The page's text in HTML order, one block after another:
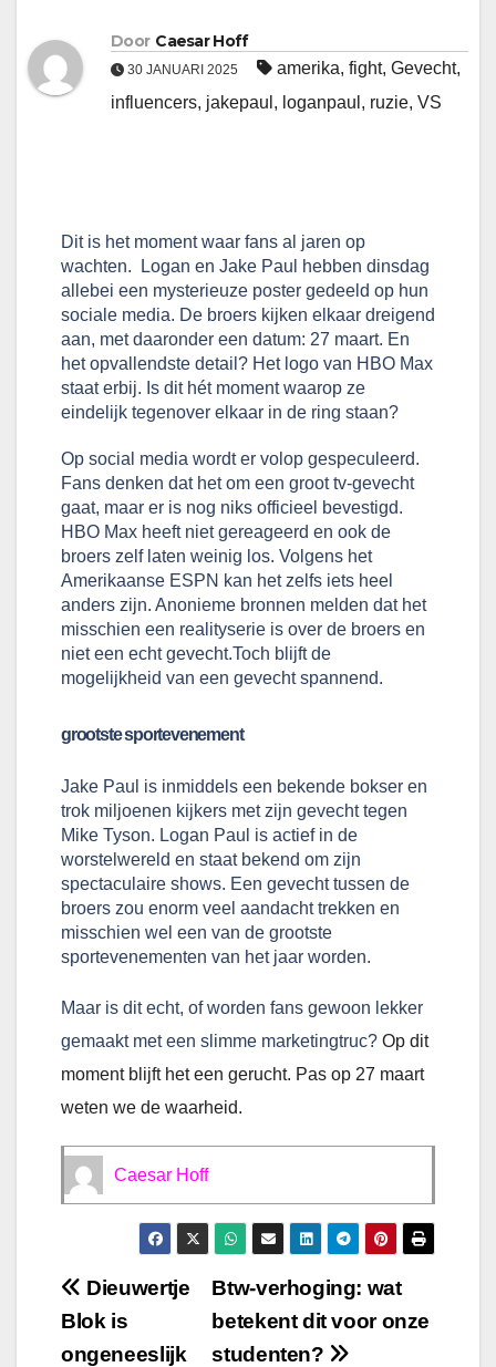
Door Caesar Hoff
30 JANUARI 2025 amerika, fight, Gevecht,
influencers, jakepaul , loganpaul , ruzie, VS
Dit is het moment waar fans al jaren op
wachten.  Logan en Jake Paul hebben dinsdag
allebei een mysterieuze poster gedeeld op hun
sociale media. De broers kijken elkaar dreigend
aan, met daaronder een datum: 27 maart. En
het opvallendste detail? Het logo van HBO Max
staat erbij. Is dit hét moment waarop ze
eindelijk tegenover elkaar in de ring staan?
Op social media wordt er volop gespeculeerd.
Fans denken dat het om een groot tv-gevecht
gaat, maar er is nog niks officieel bevestigd.
HBO Max heeft niet gereageerd en ook de
broers zelf laten weinig los. Volgens het
Amerikaanse ESPN kan het zelfs iets heel
anders zijn. Anonieme bronnen melden dat het
misschien een realityserie is over de broers en
niet een echt gevecht.Toch blijft de
mogelijkheid van een gevecht spannend.
grootste sportevenement
Jake Paul is inmiddels een bekende bokser en
trok miljoenen kijkers met zijn gevecht tegen
Mike Tyson. Logan Paul is actief in de
worstelwereld en staat bekend om zijn
spectaculaire shows. Een gevecht tussen de
broers zou enorm veel aandacht trekken en
misschien wel een van de grootste
sportevenementen van het jaar worden.
Maar is dit echt, of worden fans gewoon lekker
gemaakt met een slimme marketingtruc? Op dit
moment blijft het een gerucht. Pas op 27 maart
weten we de waarheid.
Caesar Hoff
Bericht
navigatie
Btw-verhoging: wat
betekent dit voor onze
studenten?
Dieuwertje
Blok is
ongeneeslijk